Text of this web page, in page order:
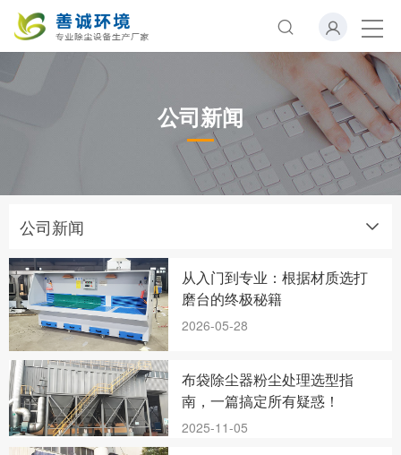
公司新闻
公司新闻
从入门到专业：根据材质选打
磨台的终极秘籍
2026-05-28
布袋除尘器粉尘处理选型指
南，一篇搞定所有疑惑！
2025-11-05